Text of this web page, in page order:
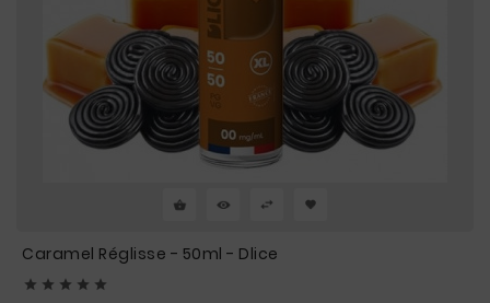
Caramel Réglisse - 50ml - Dlice
    